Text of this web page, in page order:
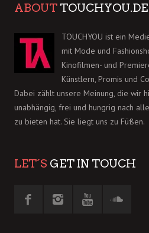
ABOUT TOUCHYOU.DE
TOUCHYOU ist ein
mit Mode und
Kinofilmen- und
Künstlern, Promis und
Dabei zählt unsere Meinung, die wir
unabhängig, frei und hungrig nach
zu bieten hat. Sie liegt uns zu Füßen.
LET´S GET IN TOUCH